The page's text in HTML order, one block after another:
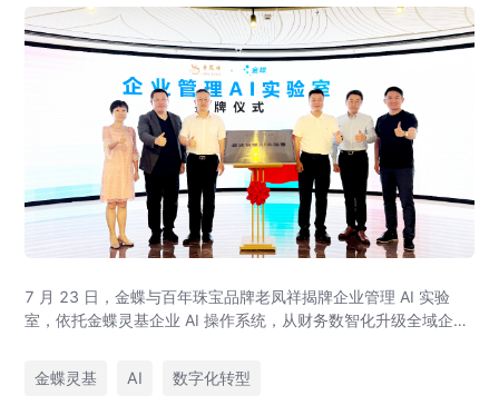
7 月 23 日，金蝶与百年珠宝品牌老凤祥揭牌企业管理 AI 实验
室，依托金蝶灵基企业 AI 操作系统，从财务数智化升级全域企业
链、AI 设计全场景。
金蝶灵基 AI 数字化转型